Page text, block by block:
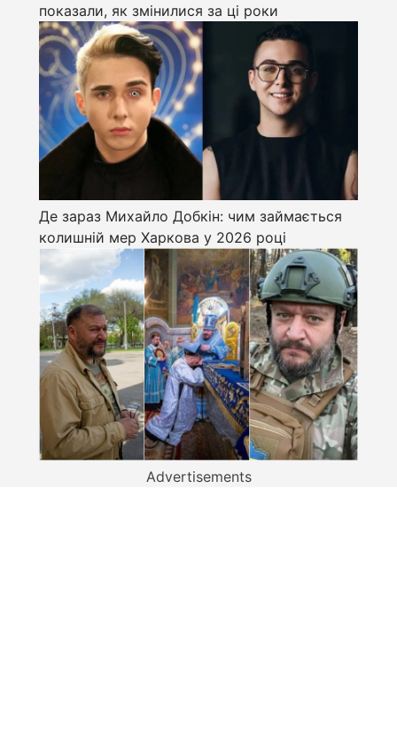
показали, як змінилися за ці роки
Де зараз Михайло Добкін: чим займається
колишній мер Харкова у 2026 році
Advertisements